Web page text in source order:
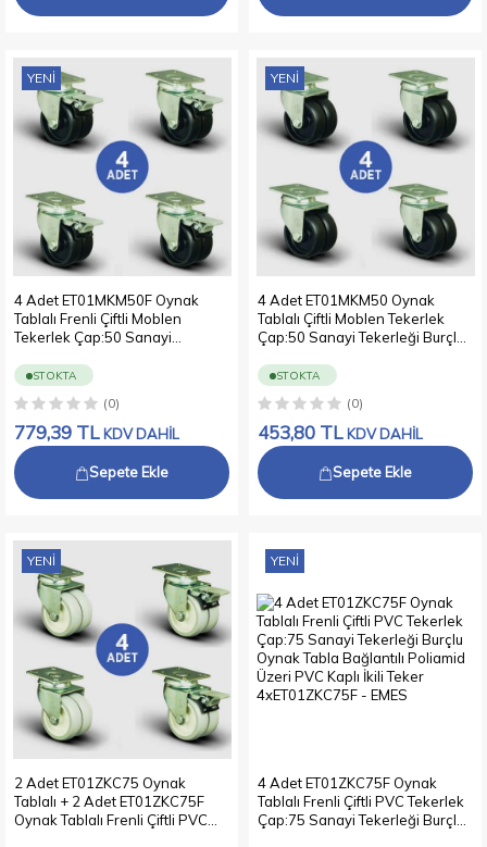
YENI
4 Adet ET01MKM50F Oynak
Tablalı Frenli Çiftli Moblen
Tekerlek Çap:50 Sanayi
Bağlantılı Polipropilen İkili Teker
4xET01MKM50F
STOKTA
(0)
779,39 TL KDV DAHİL
Sepete Ekle
YENI
4 Adet ET01MKM50 Oynak
Tablalı Çiftli Moblen Tekerlek
Çap:50 Sanayi Tekerleği Burçlu
Polipropilen İkili Teker
4xET01MKM50
STOKTA
(0)
453,80 TL KDV DAHİL
Sepete Ekle
YENI
2 Adet ET01ZKC75 Oynak
Tablalı + 2 Adet ET01ZKC75F
Oynak Tablalı Frenli Çiftli PVC
YENI
4 Adet ET01ZKC75F Oynak
Tablalı Frenli Çiftli PVC Tekerlek
Çap:75 Sanayi Tekerleği Burçlu